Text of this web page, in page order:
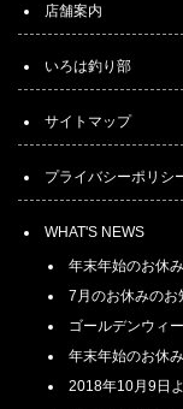
店舗案内
いろは釣り部
サイトマップ
プライバシーポリシ
WHAT'S NEWS
年末年始のお休
7月のお休みのお
ゴールデンウィ
年末年始のお休
2018年10月9日